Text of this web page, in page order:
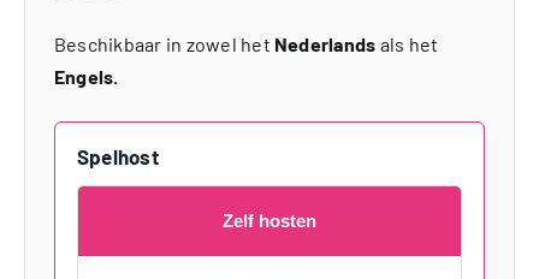
Beschikbaar in zowel het Nederlands als het
Engels.
Spelhost
Zelf hosten